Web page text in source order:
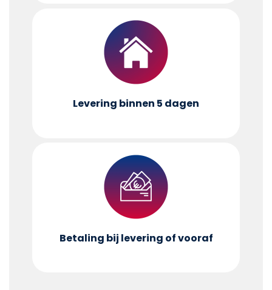
Levering binnen 5 dagen
Betaling bij levering of vooraf